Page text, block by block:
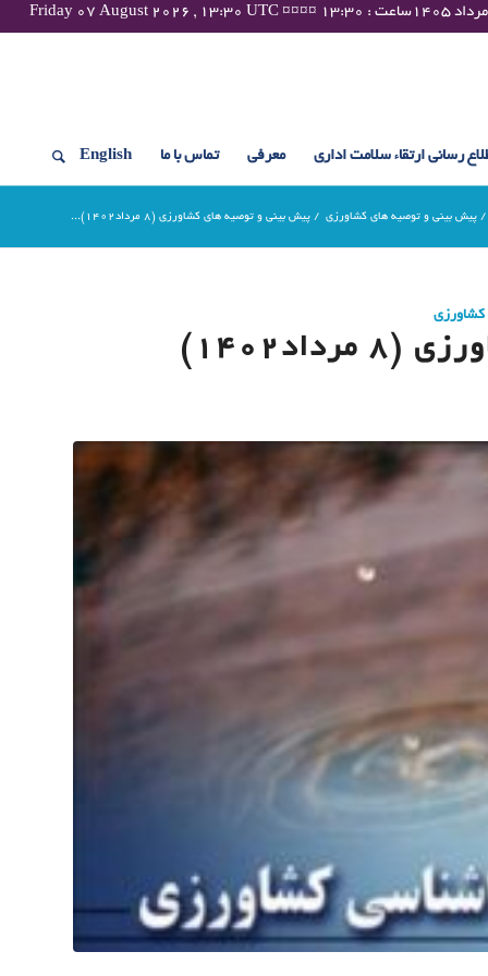
رسانی ارتقاء سلامت اداری معرفی تماس با ما English
/ پیش بینی و توصیه های کشاورزی / پیش بینی و توصیه های کشاورزی (8 مرداد۱۴۰۲)...